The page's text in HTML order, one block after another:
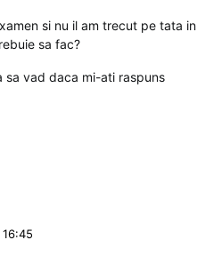
si nu il am trecut pe tata in
sa fac?
sa vad daca mi-ati raspuns